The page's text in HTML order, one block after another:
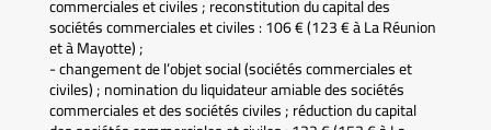
commerciales et civiles ; reconstitution du capital des
sociétés commerciales et civiles : 106 € (123 € à La Réunion
et à Mayotte) ;
- changement de l’objet social (sociétés commerciales et
civiles) ; nomination du liquidateur amiable des sociétés
commerciales et des sociétés civiles ; réduction du capital